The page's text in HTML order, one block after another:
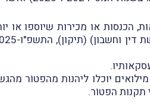
(קביעת סוגי עסקאות, הכנסות או מכירות שיוספו
וחשבון) (תיקון), התשפ"ו-2025 (
יוכלו ליהנות מהפטוֹר
תקנות הפטוֹר.